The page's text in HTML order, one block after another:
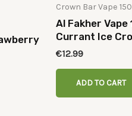
Crown Bar Vape
Al Fakher Vape
Currant Ice
€12.99
ADD TO CART